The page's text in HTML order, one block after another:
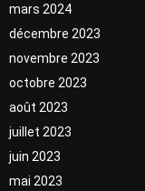
mars 2024
décembre 2023
novembre 2023
octobre 2023
août 2023
juillet 2023
juin 2023
mai 2023